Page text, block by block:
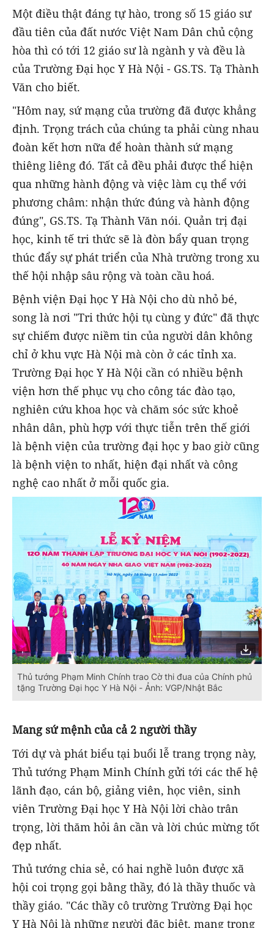
Một điều thật đáng tự hào, trong số 15 giáo sư
đầu tiên của đất nước Việt Nam Dân chủ cộng
hòa thì có tới 12 giáo sư là ngành y và đều là
của Trường Đại học Y Hà Nội - GS.TS. Tạ Thành
Văn cho biết.
"Hôm nay, sứ mạng của trường đã được khẳng
định. Trọng trách của chúng ta phải cùng nhau
đoàn kết hơn nữa để hoàn thành sứ mạng
thiêng liêng đó. Tất cả đều phải được thể hiện
qua những hành động và việc làm cụ thể với
phương châm: nhận thức đúng và hành động
đúng", GS.TS. Tạ Thành Văn nói. Quản trị đại
học, kinh tế tri thức sẽ là đòn bẩy quan trọng
thúc đẩy sự phát triển của Nhà trường trong xu
thế hội nhập sâu rộng và toàn cầu hoá.
Bệnh viện Đại học Y Hà Nội cho dù nhỏ bé,
song là nơi "Tri thức hội tụ cùng y đức" đã thực
sự chiếm được niềm tin của người dân không
chỉ ở khu vực Hà Nội mà còn ở các tỉnh xa.
Trường Đại học Y Hà Nội cần có nhiều bệnh
viện hơn thế phục vụ cho công tác đào tạo,
nghiên cứu khoa học và chăm sóc sức khoẻ
nhân dân, phù hợp với thực tiễn trên thế giới
là bệnh viện của trường đại học y bao giờ cũng
là bệnh viện to nhất, hiện đại nhất và công
nghệ cao nhất ở mỗi quốc gia.
Thủ tướng Phạm Minh Chính trao Cờ thi đua của Chính phủ
tặng Trường Đại học Y Hà Nội - Ảnh: VGP/Nhật Bắc
Mang sứ mệnh của cả 2 người thầy
Tới dự và phát biểu tại buổi lễ trang trọng này,
Thủ tướng Phạm Minh Chính gửi tới các thế hệ
lãnh đạo, cán bộ, giảng viên, học viên, sinh
viên Trường Đại học Y Hà Nội lời chào trân
trọng, lời thăm hỏi ân cần và lời chúc mừng tốt
đẹp nhất.
Thủ tướng chia sẻ, có hai nghề luôn được xã
hội coi trọng gọi bằng thầy, đó là thầy thuốc và
thầy giáo. "Các thầy cô trường Trường Đại học
Y Hà Nội là những người đặc biệt, mang trong